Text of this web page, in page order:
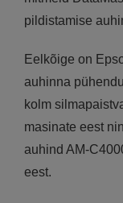
pildistamise
Eelkõige on
auhinna
kolm
masinate eest
auhind AM-
eest.